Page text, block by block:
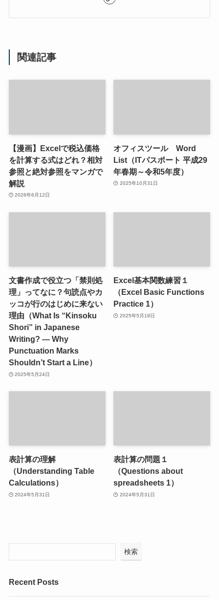
関連記事
【漫画】Excelで税込価格
を計算する式はどれ？相対
参照と絶対参照をマンガで
解説
2026年6月12日
オフィスツール Word
List（ITパスポート 平成29
年春期～令和5年度）
2025年10月31日
文書作成で役立つ「禁則処
理」ってなに？句読点やカ
ッコが行のはじめに来ない
理由（What Is “Kinsoku
Shori” in Japanese
Writing? — Why
Punctuation Marks
Shouldn’t Start a Line）
2025年5月24日
Excel基本関数練習１
（Excel Basic Functions
Practice 1）
2025年5月19日
表計算の理解
（Understanding Table
Calculations）
2024年5月31日
表計算の問題１
（Questions about
spreadsheets 1）
2024年5月31日
検索
Recent Posts